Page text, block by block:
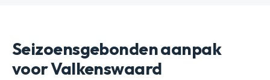
Seizoensgebonden aanpak
voor Valkenswaard